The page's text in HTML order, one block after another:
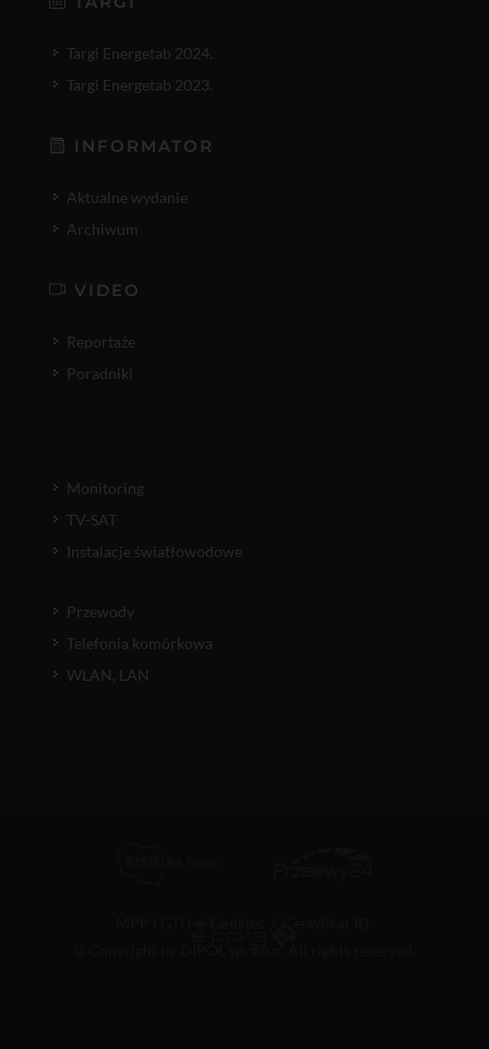
Targi Energetab 2024.
Targi Energetab 2023.
INFORMATOR
Aktualne wydanie
Archiwum
VIDEO
Reportaże
Poradniki
Monitoring
TV-SAT
Instalacje światłowodowe
Przewody
Telefonia komórkowa
WLAN, LAN